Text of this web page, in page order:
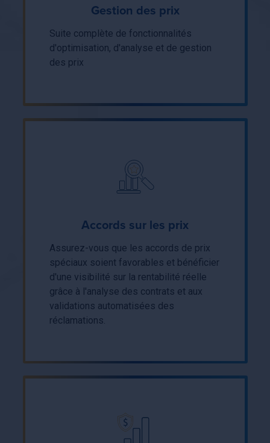
Gestion des prix
Suite complète de fonctionnalités
d'optimisation, d'analyse et de gestion
des prix
Accords sur les prix
Assurez-vous que les accords de prix
spéciaux soient favorables et bénéficier
d'une visibilité sur la rentabilité réelle
grâce à l'analyse des contrats et aux
validations automatisées des
réclamations.